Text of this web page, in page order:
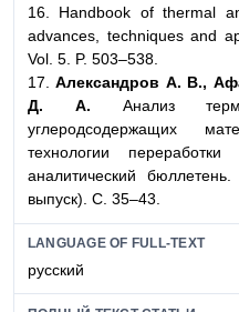
16. Handbook of thermal
advances, techniques and
Vol. 5. P. 503–538.
17.Александров А. В.,
Д. А. Анализ
углеродсодержащих
технологии
аналитический
выпуск). С. 35–43.
LANGUAGE OF FULL-TEXT
русский